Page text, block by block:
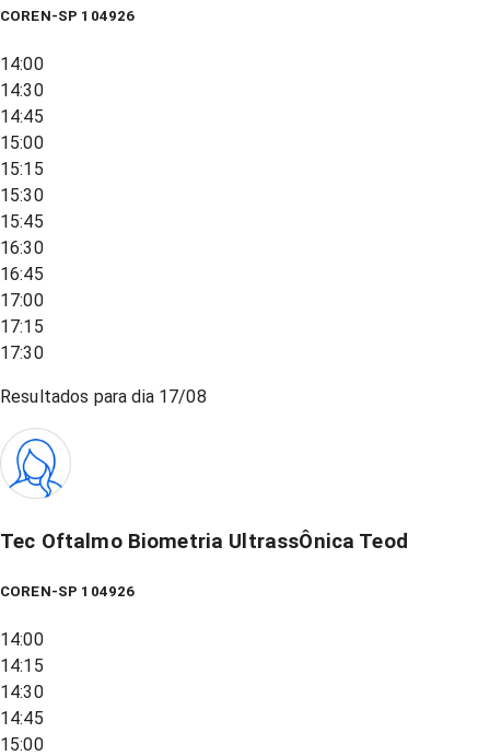
COREN-SP 104926
14:00
14:30
14:45
15:00
15:15
15:30
15:45
16:30
16:45
17:00
17:15
17:30
Resultados para dia 17/08
Tec Oftalmo Biometria UltrassÔnica Teod
COREN-SP 104926
14:00
14:15
14:30
14:45
15:00